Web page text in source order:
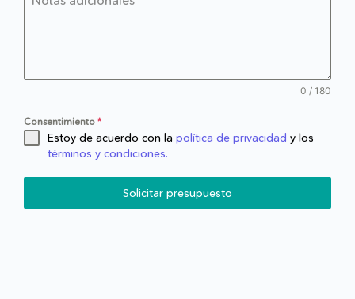
0 / 180
Consentimiento *
Estoy de acuerdo con la política de privacidad y los
términos y condiciones.
Solicitar presupuesto